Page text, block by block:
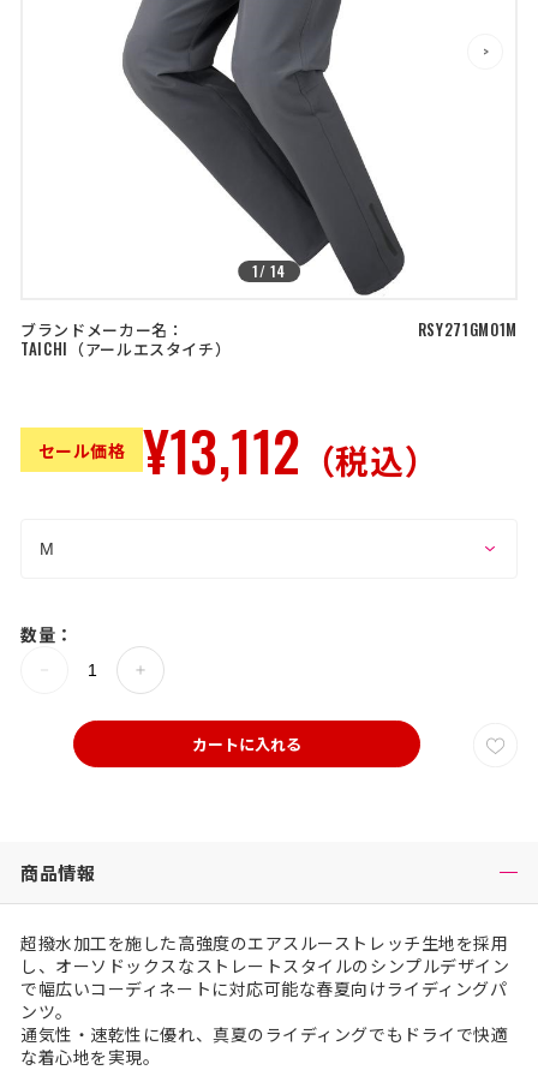
店舗を探す
コーポレートサイト
採用情報
特定商取引法に基づく表記
古物営業法に基づく表示/保険勧誘
方針
商品レビュー利用規約
返金ポリシー
1/ 14
>
ブランドメーカー名：
TAICHI
アールエスタイチ
RSY271GM01M
セール価格 ¥13,112 （税込）
数量：
カートに入れる
商品情報
超撥水加工を施した高強度のエアスルーストレッチ生地を採用
し、オーソドックスなストレートスタイルのシンプルデザイン
で幅広いコーディネートに対応可能な春夏向けライディングパ
ンツ。
通気性・速乾性に優れ、真夏のライディングでもドライで快適
な着心地を実現。